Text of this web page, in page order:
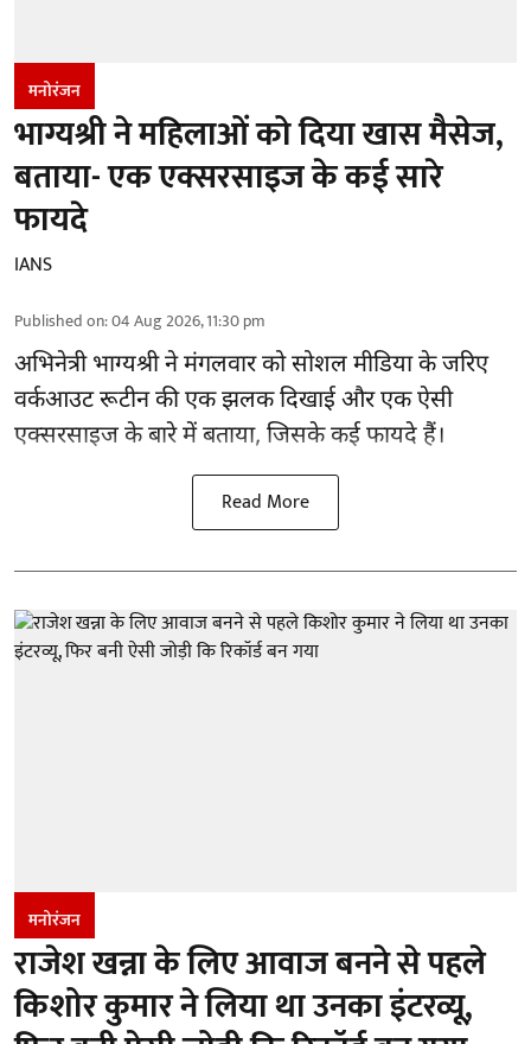
मनोरंजन
भाग्यश्री ने महिलाओं को दिया खास मैसेज,
बताया- एक एक्सरसाइज के कई सारे
फायदे
IANS
Published on:04 Aug 2026, 11:30 pm
अभिनेत्री भाग्यश्री ने मंगलवार को सोशल मीडिया के जरिए
वर्कआउट रूटीन की एक झलक दिखाई और एक ऐसी
एक्सरसाइज के बारे में बताया, जिसके कई फायदे हैं।
Read More
मनोरंजन
राजेश खन्ना के लिए आवाज बनने से पहले
किशोर कुमार ने लिया था उनका इंटरव्यू,